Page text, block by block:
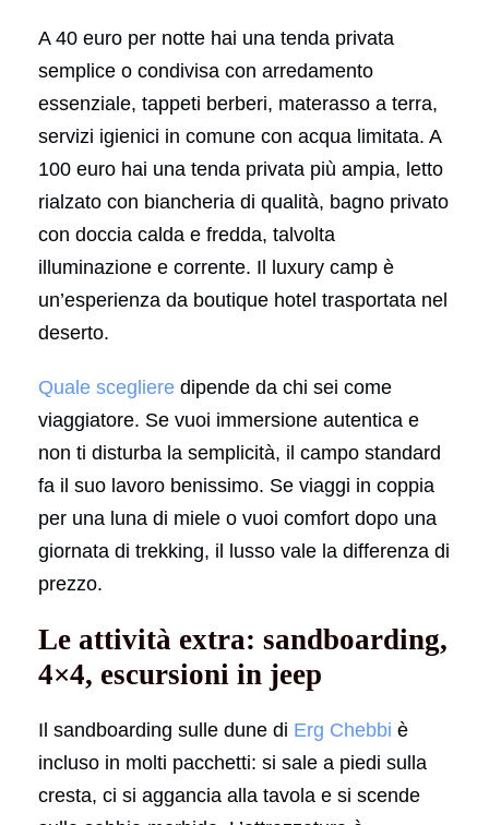
A 40 euro per notte hai una tenda privata
semplice o condivisa con arredamento
essenziale, tappeti berberi, materasso a terra,
servizi igienici in comune con acqua limitata. A
100 euro hai una tenda privata più ampia, letto
rialzato con biancheria di qualità, bagno privato
con doccia calda e fredda, talvolta
illuminazione e corrente. Il luxury camp è
un’esperienza da boutique hotel trasportata nel
deserto.
Quale scegliere dipende da chi sei come
viaggiatore. Se vuoi immersione autentica e
non ti disturba la semplicità, il campo standard
fa il suo lavoro benissimo. Se viaggi in coppia
per una luna di miele o vuoi comfort dopo una
giornata di trekking, il lusso vale la differenza di
prezzo.
Le attività extra: sandboarding,
4×4, escursioni in jeep
Il sandboarding sulle dune di Erg Chebbi è
incluso in molti pacchetti: si sale a piedi sulla
cresta, ci si aggancia alla tavola e si scende